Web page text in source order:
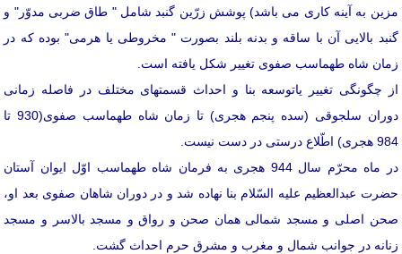
مزین به آینه كاری می باشد) پوشش زرّین گنبد شامل " طاق ضربی مدوّر" و
گنبد بالایی آن با ساقه و بدنه بلند بصورت " مخروطی یا هرمی" بوده كه در
زمان شاه طهماسب صفوی تغییر شكل یافته است.
از چگونگی تغییر یاتوسعه بنا و احداث قسمتهای مختلف در فاصله زمانی
دوران سلجوقی (سده پنجم هجری) تا زمان شاه طهماسب صفوی(930 تا
984 هجری) اطّلاع درستی در دست نیست.
در ماه محرّم سال 944 هجری به فرمان شاه طهماسب اوّل ایوان آستان
حضرت عبدالعظیم علیه السّلام بنا نهاده شد و در دوران شاهان صفوی بعد او،
صحن اصلی و مسجد شمالی همان صحن و رواق و مسجد بالاسر و مسجد
زنانه در جوانب شمال و مغرب و مشرق حرم احداث گشت.